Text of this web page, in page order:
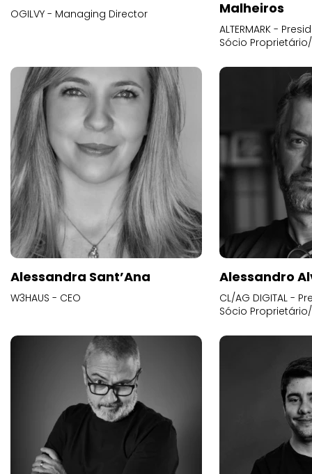
OGILVY - Managing Director
Malheiros
ALTERMARK -
Sócio
Alessandra Sant’Ana
W3HAUS - CEO
Alessandro
CL/AG DIGITAL -
Sócio